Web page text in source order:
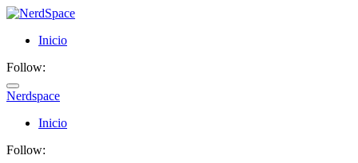
Inicio
Follow:
Nerdspace
NerdSpace
Inicio
Follow: